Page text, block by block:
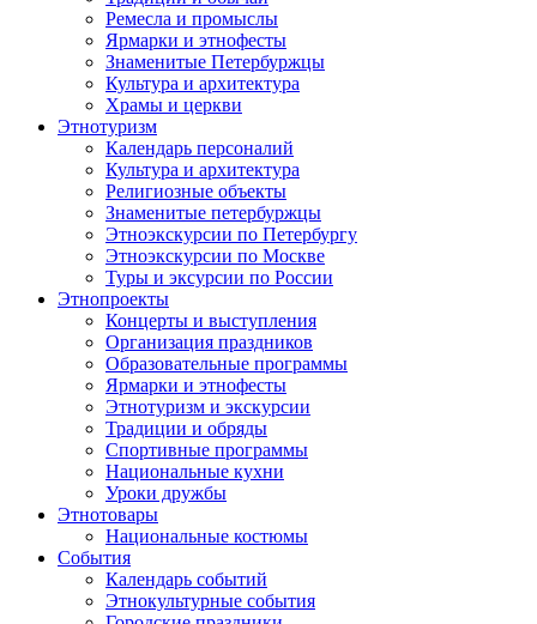
Ремесла и промыслы
Ярмарки и этнофесты
Знаменитые Петербуржцы
Культура и архитектура
Храмы и церкви
Этнотуризм
Календарь персоналий
Культура и архитектура
Религиозные объекты
Знаменитые петербуржцы
Этноэкскурсии по Петербургу
Этноэкскурсии по Москве
Туры и эксурсии по России
Этнопроекты
Концерты и выступления
Организация праздников
Образовательные программы
Ярмарки и этнофесты
Этнотуризм и экскурсии
Традиции и обряды
Спортивные программы
Национальные кухни
Уроки дружбы
Этнотовары
Национальные костюмы
События
Календарь событий
Этнокультурные события